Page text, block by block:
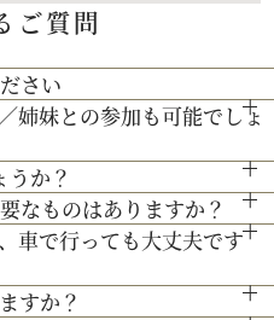
タイル（挙式のみ、披露
ご質問
さい
から約15分 地下鉄西28丁
鉄東西線「西28丁目」駅下
っております。
姉妹との参加も可能でしょ
族との参加も歓迎しておりま
か？
なります。時間内で必要な
。
なものはありますか？
おります。都度、プランナー
安心ください。
車で行っても大丈夫です
です。その際は、会場併設の
すか？